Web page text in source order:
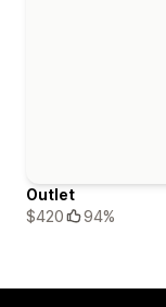
Outlet
$420
94%